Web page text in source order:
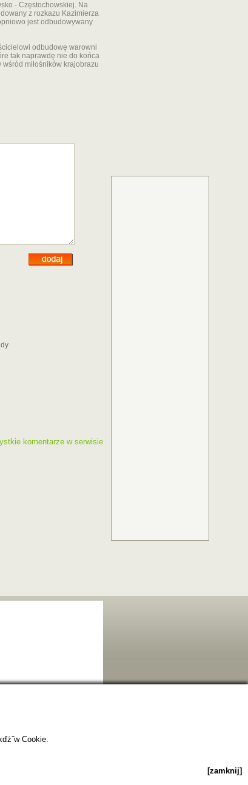
- Częstochowskiej. Na
z rozkazu Kazimierza
jest odbudowywany
odbudowę warowni
tak naprawdę nie do końca
miłośników krajobrazu
komentarze w serwisie
Cookie.
[zamknij]